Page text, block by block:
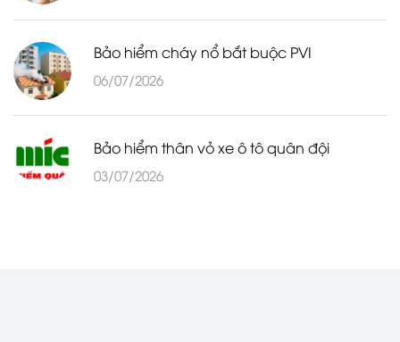
Bảo hiểm cháy nổ bắt buộc PVI
06/07/2026
Bảo hiểm thân vỏ xe ô tô quân đội
03/07/2026